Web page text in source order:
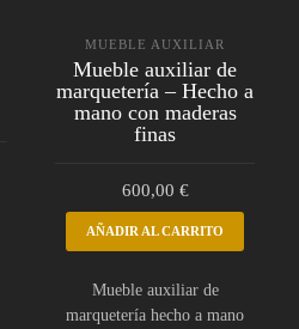
MUEBLE AUXILIAR
Mueble auxiliar de
marquetería – Hecho a
mano con maderas
finas
600,00 €
AÑADIR AL CARRITO
Mueble auxiliar de
marquetería hecho a mano